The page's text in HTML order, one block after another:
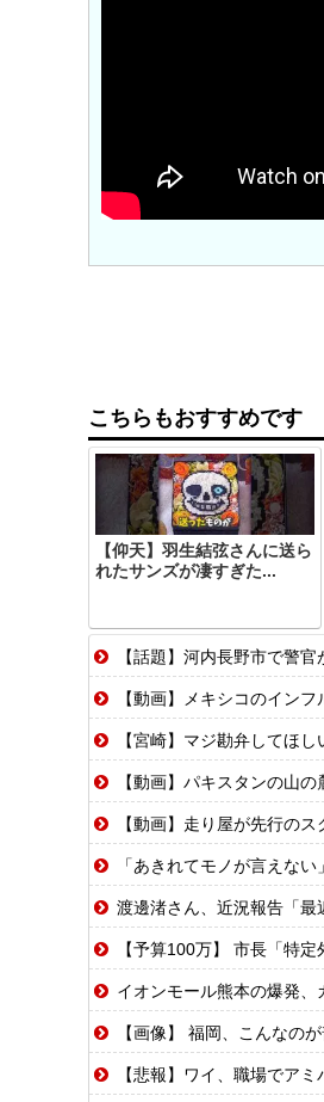
こちらもおすすめです
【仰天】羽生結弦さんに送ら
れたサンズが凄すぎた...
【話題】河内長野市で警
【動画】メキシコのインフ
【宮崎】マジ勘弁してほし
【動画】パキスタンの山の
【動画】走り屋が先行のス
「あきれてモノが言えな
渡邊渚さん、近況報告「最
【予算100万】 市長「特定外
イオンモール熊本の爆発、ガ
【画像】 福岡、こんなのが
【悲報】ワイ、職場でアミ